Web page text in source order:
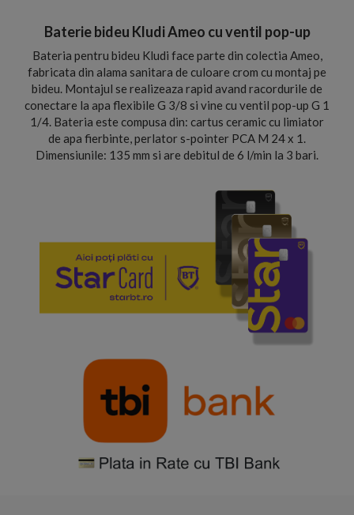
Baterie bideu Kludi Ameo cu ventil pop-up
Bateria pentru bideu Kludi face parte din colectia Ameo,
fabricata din alama sanitara de culoare crom cu montaj pe
bideu. Montajul se realizeaza rapid avand racordurile de
conectare la apa flexibile G 3/8 si vine cu ventil pop-up G 1
1/4. Bateria este compusa din: cartus ceramic cu limiator
de apa fierbinte, perlator s-pointer PCA M 24 x 1.
Dimensiunile: 135 mm si are debitul de 6 l/min la 3 bari.